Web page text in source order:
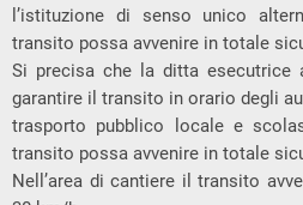
l’istituzione di senso unico
transito possa avvenire in totale
Si precisa che la ditta esecutrice
garantire il transito in orario degli
trasporto pubblico locale e
transito possa avvenire in totale
Nell’area di cantiere il transito